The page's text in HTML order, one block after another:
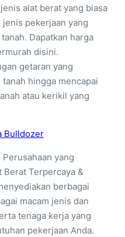
alat berat yang biasa
pekerjaan yang
Dapatkan harga
disini.
getaran yang
hingga mencapai
atau kerikil yang
Bulldozer
Perusahaan yang
Terpercaya &
berbagai
macam jenis dan
tenaga kerja yang
pekerjaan Anda.